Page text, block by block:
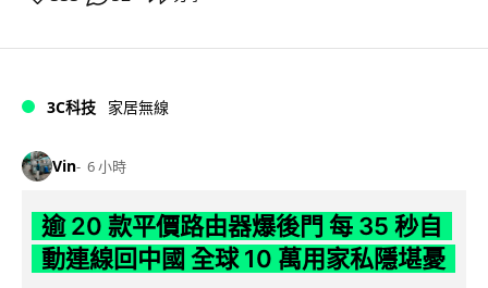
3C科技 家居無線
Vin 6 小時
逾 20 款平價路由器爆後門 每 35 秒自
動連線回中國 全球 10 萬用家私隱堪憂